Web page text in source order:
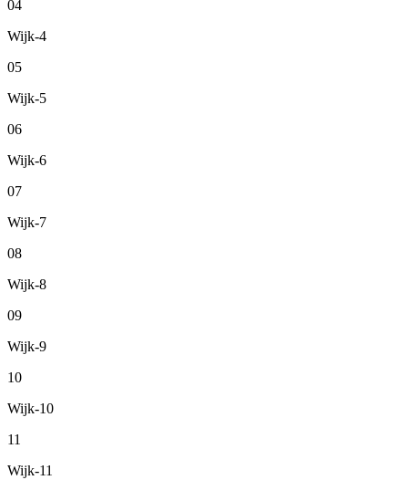
04
Wijk-4
05
Wijk-5
06
Wijk-6
07
Wijk-7
08
Wijk-8
09
Wijk-9
10
Wijk-10
11
Wijk-11